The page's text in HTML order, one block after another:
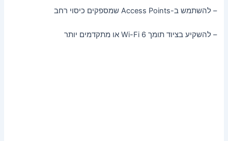
– להשתמש ב-Access Points שמספקים כיסוי רחב
– להשקיע בציוד תומך Wi-Fi 6 או מתקדמים יותר